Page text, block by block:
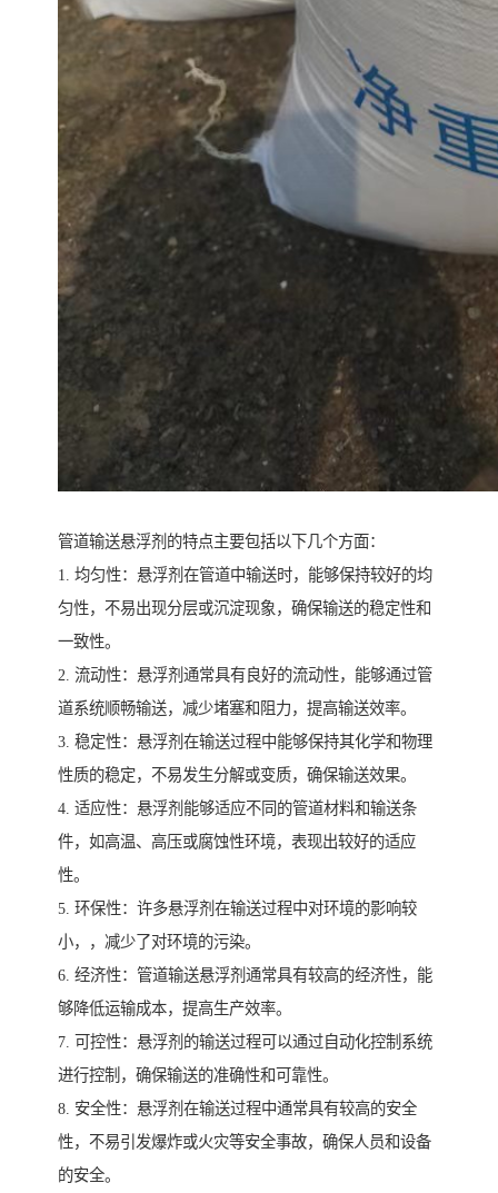
管道输送悬浮剂的特点主要包括以下几个方面：
1. 均匀性：悬浮剂在管道中输送时，能够保持较好的均
匀性，不易出现分层或沉淀现象，确保输送的稳定性和
一致性。
2. 流动性：悬浮剂通常具有良好的流动性，能够通过管
道系统顺畅输送，减少堵塞和阻力，提高输送效率。
3. 稳定性：悬浮剂在输送过程中能够保持其化学和物理
性质的稳定，不易发生分解或变质，确保输送效果。
4. 适应性：悬浮剂能够适应不同的管道材料和输送条
件，如高温、高压或腐蚀性环境，表现出较好的适应
性。
5. 环保性：许多悬浮剂在输送过程中对环境的影响较
小，，减少了对环境的污染。
6. 经济性：管道输送悬浮剂通常具有较高的经济性，能
够降低运输成本，提高生产效率。
7. 可控性：悬浮剂的输送过程可以通过自动化控制系统
进行控制，确保输送的准确性和可靠性。
8. 安全性：悬浮剂在输送过程中通常具有较高的安全
性，不易引发爆炸或火灾等安全事故，确保人员和设备
的安全。